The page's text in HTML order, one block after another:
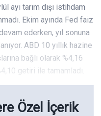
ayı tarım dışı istihdam
Ekim ayında Fed faiz
ederken, yıl sonuna
ABD 10 yıllık hazine
bağlı olarak %4,16
getiri ile tamamladı.
Özel İçerik